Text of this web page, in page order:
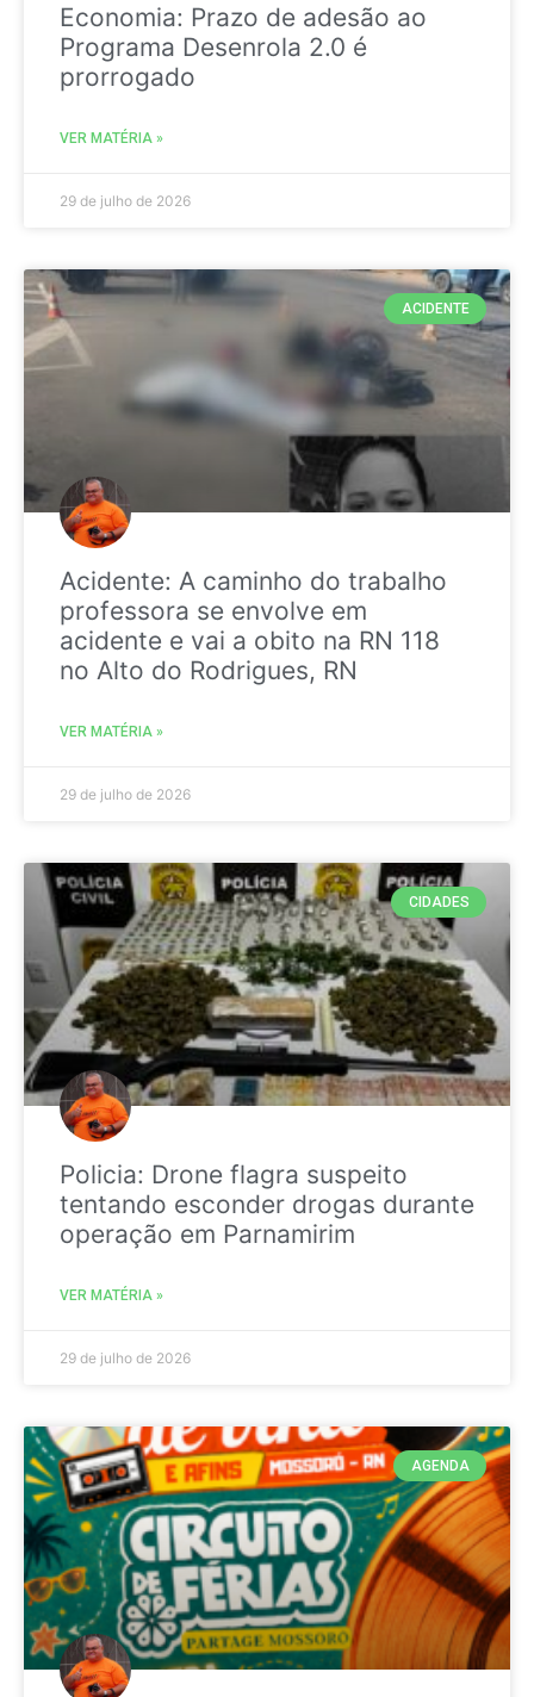
Economia: Prazo de adesão ao
Programa Desenrola 2.0 é
prorrogado
VER MATÉRIA »
29 de julho de 2026
ACIDENTE
Acidente: A caminho do trabalho
professora se envolve em
acidente e vai a obito na RN 118
no Alto do Rodrigues, RN
VER MATÉRIA »
29 de julho de 2026
CIDADES
Policia: Drone flagra suspeito
tentando esconder drogas durante
operação em Parnamirim
VER MATÉRIA »
29 de julho de 2026
AGENDA